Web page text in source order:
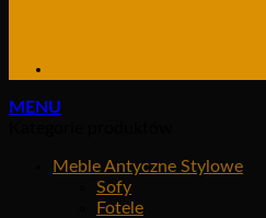
MENU
Meble Antyczne Stylowe
Sofy
Fotele